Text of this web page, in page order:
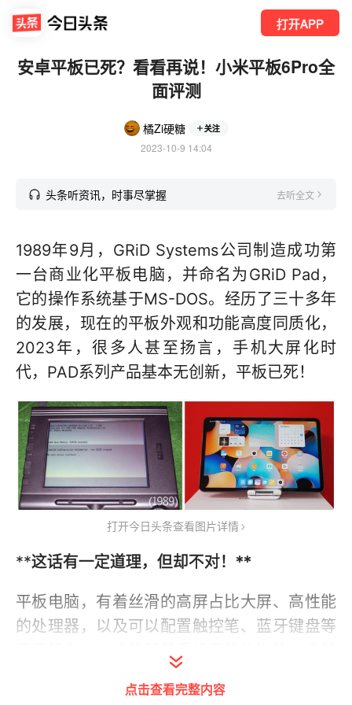
打开APP
安卓平板已死？看看再说！小米平板6Pro全
面评测
橘Zi硬糖 关注
2023-10-9 14:04
头条听资讯，时事尽掌握 去听全文
1989年9月，GRiD Systems公司制造成功第
一台商业化平板电脑，并命名为GRiD Pad，
它的操作系统基于MS-DOS。经历了三十多年
的发展，现在的平板外观和功能高度同质化，
2023年，很多人甚至扬言，手机大屏化时
代，PAD系列产品基本无创新，平板已死！
打开今日头条查看图片详情
**这话有一定道理，但却不对！**
平板电脑，有着丝滑的高屏占比大屏、高性能
的处理器，以及可以配置触控笔、蓝牙键盘等
开展轻办公，这些都是手机无法比拟的，尤其
点击查看完整内容